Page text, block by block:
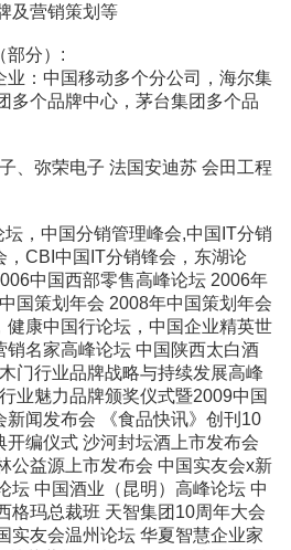
及营销策划等
部分）:
业：中国移动多个分公司，海尔集
多个品牌中心，茅台集团多个品
、弥荣电子 法国安迪苏 会田工程
，中国分销管理峰会,中国IT分销
，CBI中国IT分销锋会，东湖论
中国西部零售高峰论坛 2006年
国策划年会 2008年中国策划年会
健康中国行论坛，中国企业精英世
销名家高峰论坛 中国陕西太白酒
门行业品牌战略与持续发展高峰
业魅力品牌颁奖仪式暨2009中国
新闻发布会 《食品快讯》创刊10
开编仪式 沙河封坛酒上市发布会
公益源上市发布会 中国实友会x新
坛 中国酒业（昆明）高峰论坛 中
格玛总裁班 天智集团10周年大会
实友会温州论坛 华夏智慧企业家